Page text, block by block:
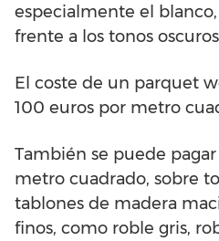
especialmente el
frente a los tonos
El coste de un parquet
100 euros por metro
También se puede
metro cuadrado, sobre
tablones de madera
finos, como roble gris,